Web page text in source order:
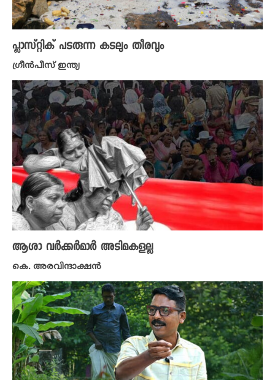
പ്ലാസ്റ്റിക് പടരുന്ന കടലും തീരവും
ഗ്രീൻപീസ് ഇന്ത്യ
ആശാ വർക്കർമാർ അടിമകളല്ല
കെ. അരവിന്ദാക്ഷൻ